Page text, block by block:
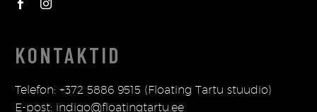
KONTAKTID
Telefon: +372 5886 9515 (Floating Tartu stuudio)
E-post: indigo@floatingtartu.ee